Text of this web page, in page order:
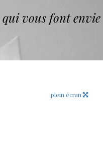
vous font envie
plein écran